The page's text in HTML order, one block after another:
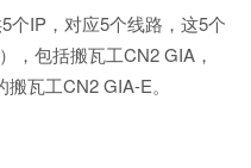
个IP，对应5个线路，这5个
，包括搬瓦工CN2 GIA，
瓦工CN2 GIA-E。